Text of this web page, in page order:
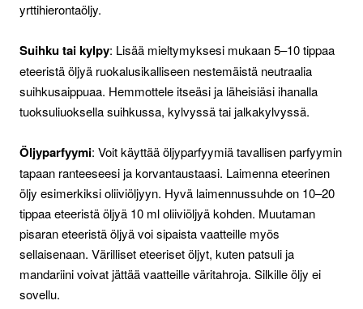
yrttihierontaöljy.
Suihku tai kylpy: Lisää mieltymyksesi mukaan 5–10 tippaa
eteeristä öljyä ruokalusikalliseen nestemäistä neutraalia
suihkusaippuaa. Hemmottele itseäsi ja läheisiäsi ihanalla
tuoksuliuoksella suihkussa, kylvyssä tai jalkakylvyssä.
Öljyparfyymi: Voit käyttää öljyparfyymiä tavallisen parfyymin
tapaan ranteeseesi ja korvantaustaasi. Laimenna eteerinen
öljy esimerkiksi oliiviöljyyn. Hyvä laimennussuhde on 10–20
tippaa eteeristä öljyä 10 ml oliiviöljyä kohden. Muutaman
pisaran eteeristä öljyä voi sipaista vaatteille myös
sellaisenaan. Värilliset eteeriset öljyt, kuten patsuli ja
mandariini voivat jättää vaatteille väritahroja. Silkille öljy ei
sovellu.